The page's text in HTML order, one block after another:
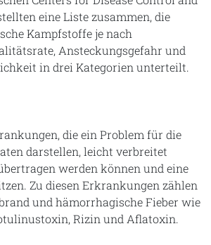
eine Liste zusammen, die
Kampfstoffe je nach
Ansteckungsgefahr und
in drei Kategorien unterteilt.
die ein Problem für die
darstellen, leicht verbreitet
werden können und eine
Zu diesen Erkrankungen zählen
und hämorrhagische Fieber wie
Rizin und Aflatoxin.